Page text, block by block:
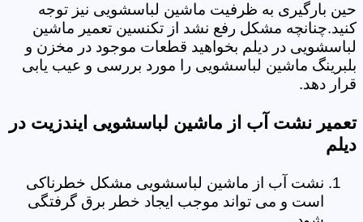
حین بارگیری به ظرفیت ماشین لباسشویی نیز توجه
کنید.چنانچه مشکل رفع نشد از تکنسین تعمیر ماشین
لباسشویی در دیلم بخواهید قطعات موجود در مخزن و
بلبرینگ ماشین لباسشویی را مورد بررسی و عیب یابی
قرار دهد.
تعمیر نشت آب از ماشین لباسشویی ایندزیت در
دیلم
نشت آب از ماشین لباسشویی مشکل خطرناکی
است و می تواند موجب ایجاد خطر برق گرفتگی